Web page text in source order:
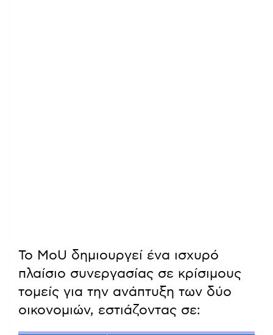
Το MoU δημιουργεί ένα ισχυρό
πλαίσιο συνεργασίας σε κρίσιμους
τομείς για την ανάπτυξη των δύο
οικονομιών, εστιάζοντας σε: